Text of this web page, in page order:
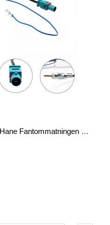
CT27AA14 Hane Fakra - DIN Hane Fantommatningen För Aktiv Antenn